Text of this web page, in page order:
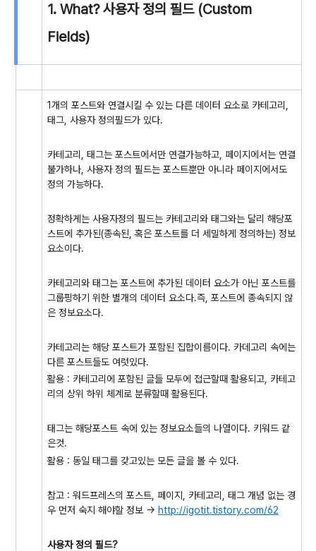
1. What? 사용자 정의 필드 (Custom
Fields)
1개의 포스트와 연결시킬 수 있는 다른 데이터 요소로 카테고리,
태그, 사용자 정의필드가 있다.
카테고리, 태그는 포스트에서만 연결가능하고, 페이지에서는 연결
불가하나, 사용자 정의 필드는 포스트뿐만 아니라 페이지에서도
정의 가능하다.
정확하게는 사용자정의 필드는 카테고리와 태그와는 달리 해당포
스트에 추가된(종속된, 혹은 포스트를 더 세밀하게 정의하는) 정보
요소이다.
카테고리와 태그는 포스트에 추가된 데이터 요소가 아닌 포스트를
그룹핑하기 위한 별개의 데이터 요소다.즉, 포스트에 종속되지 않
은 정보요소다.
카테고리는 해당 포스트가 포함된 집합이름이다. 카데고리 속에는
다른 포스트들도 여럿있다.
활용 : 카테고리에 포함된 글들 모두에 접근할때 활용되고, 카테고
리의 상위 하위 체계로 분류할때 활용된다.
태그는 해당포스트 속에 있는 정보요소들의 나열이다. 키워드 같
은것.
활용 : 동일 태그를 갖고있는 모든 글을 볼 수 있다.
참고 : 워드프레스의 포스트, 페이지, 카테고리, 태그 개념 없는 경
우 먼저 숙지 해야할 정보 -> http://igotit.tistory.com/62
사용자 정의 필드?